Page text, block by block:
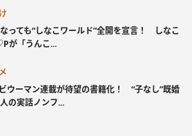
っても“しなこワールド”全開を宣言！ しなこ
が「うんこ...
ウーマン連載が待望の書籍化！ “子なし”既婚
の実話ノンフ...